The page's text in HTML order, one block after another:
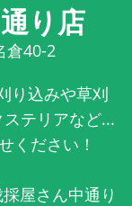
り店
倉40-2
り込みや草刈
テリアなど...
ください！
屋さん中通り